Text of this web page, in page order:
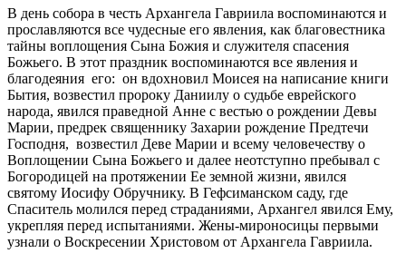
В день собора в честь Архангела Гавриила воспоминаются и
прославляются все чудесные его явления, как благовестника
тайны воплощения Сына Божия и служителя спасения
Божьего. В этот праздник воспоминаются все явления и
благодеяния его: он вдохновил Моисея на написание книги
Бытия, возвестил пророку Даниилу о судьбе еврейского
народа, явился праведной Анне с вестью о рождении Девы
Марии, предрек священнику Захарии рождение Предтечи
Господня, возвестил Деве Марии и всему человечеству о
Воплощении Сына Божьего и далее неотступно пребывал с
Богородицей на протяжении Ее земной жизни, явился
святому Иосифу Обручнику. В Гефсиманском саду, где
Спаситель молился перед страданиями, Архангел явился Ему,
укрепляя перед испытаниями. Жены-мироносицы первыми
узнали о Воскресении Христовом от Архангела Гавриила.